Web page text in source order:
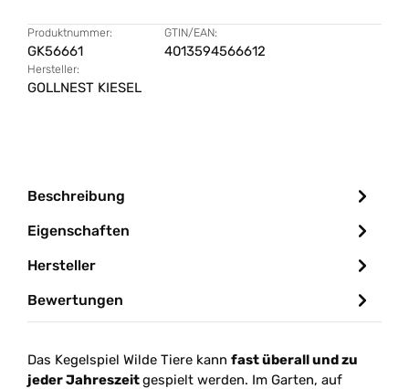
Produktnummer:
GK56661
GTIN/EAN:
4013594566612
Hersteller:
GOLLNEST KIESEL
Beschreibung
Eigenschaften
Hersteller
Bewertungen
Das Kegelspiel Wilde Tiere kann fast überall und zu
jeder Jahreszeitgespielt werden. Im Garten, auf